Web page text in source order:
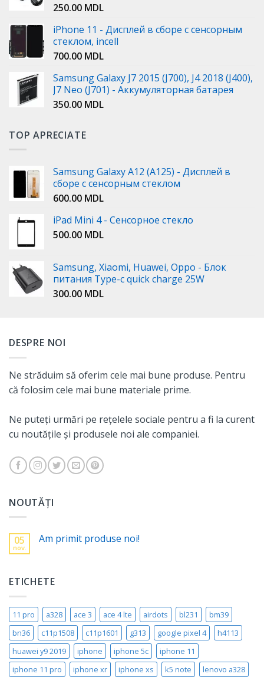
250.00 MDL
iPhone 11 - Дисплей в сборе с сенсорным
стеклом, incell
700.00 MDL
Samsung Galaxy J7 2015 (J700), J4 2018 (J400),
J7 Neo (J701) - Аккумуляторная батарея
350.00 MDL
TOP APRECIATE
Samsung Galaxy A12 (A125) - Дисплей в
сборе с сенсорным стеклом
600.00 MDL
iPad Mini 4 - Сенсорное стекло
500.00 MDL
Samsung, Xiaomi, Huawei, Oppo - Блок
питания Type-c quick charge 25W
300.00 MDL
DESPRE NOI
Ne străduim să oferim cele mai bune produse. Pentru
că folosim cele mai bune materiale prime.
Ne puteți urmări pe rețelele sociale pentru a fi la curent
cu noutățile și produsele noi ale companiei.
NOUTĂȚI
05
nov.
Am primit produse noi!
ETICHETE
11 pro a328 ace 3 ace 4 lte airdots bl231
bm39
bn36
c11p1508 c11p1601 g313 google pixel 4
h4113
huawei y9 2019
iphone iphone 5c
iphone 11
iphone 11 pro
iphone xr iphone xs k5 note lenovo a328